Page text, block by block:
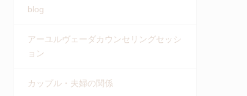
blog
アーユルヴェーダカウンセリングセッシ
ョン
カップル・夫婦の関係